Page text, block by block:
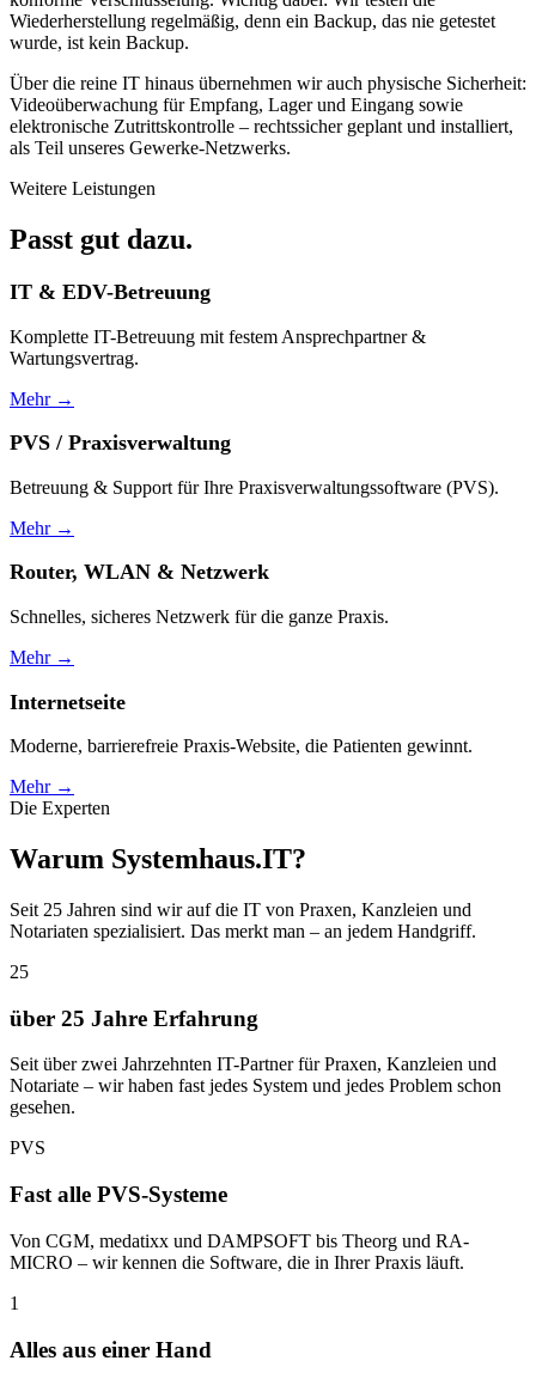
Wiederherstellung regelmäßig, denn ein Backup, das nie getestet
wurde, ist kein Backup.
Über die reine IT hinaus übernehmen wir auch physische Sicherheit:
Videoüberwachung für Empfang, Lager und Eingang sowie
elektronische Zutrittskontrolle – rechtssicher geplant und installiert,
als Teil unseres Gewerke-Netzwerks.
Weitere Leistungen
Passt gut dazu.
IT & EDV-Betreuung
Komplette IT-Betreuung mit festem Ansprechpartner &
Wartungsvertrag.
Mehr →
PVS / Praxisverwaltung
Betreuung & Support für Ihre Praxisverwaltungssoftware (PVS).
Mehr →
Router, WLAN & Netzwerk
Schnelles, sicheres Netzwerk für die ganze Praxis.
Mehr →
Internetseite
Moderne, barrierefreie Praxis-Website, die Patienten gewinnt.
Mehr →
Die Experten
Warum Systemhaus.IT?
Seit 25 Jahren sind wir auf die IT von Praxen, Kanzleien und
Notariaten spezialisiert. Das merkt man – an jedem Handgriff.
25
über 25 Jahre Erfahrung
Seit über zwei Jahrzehnten IT-Partner für Praxen, Kanzleien und
Notariate – wir haben fast jedes System und jedes Problem schon
gesehen.
PVS
Fast alle PVS-Systeme
Von CGM, medatixx und DAMPSOFT bis Theorg und RA-
MICRO – wir kennen die Software, die in Ihrer Praxis läuft.
1
Alles aus einer Hand